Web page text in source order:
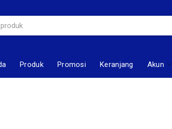
Produk Promosi Keranjang Akun